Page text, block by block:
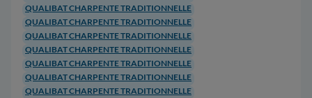
QUALIBAT CHARPENTE TRADITIONNELLE
QUALIBAT CHARPENTE TRADITIONNELLE
QUALIBAT CHARPENTE TRADITIONNELLE
QUALIBAT CHARPENTE TRADITIONNELLE
QUALIBAT CHARPENTE TRADITIONNELLE
QUALIBAT CHARPENTE TRADITIONNELLE
QUALIBAT CHARPENTE TRADITIONNELLE